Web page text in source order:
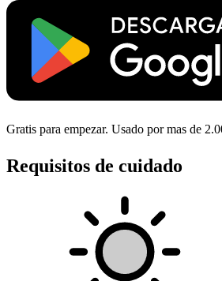
Gratis para empezar. Usado por mas de
Requisitos de cuidado